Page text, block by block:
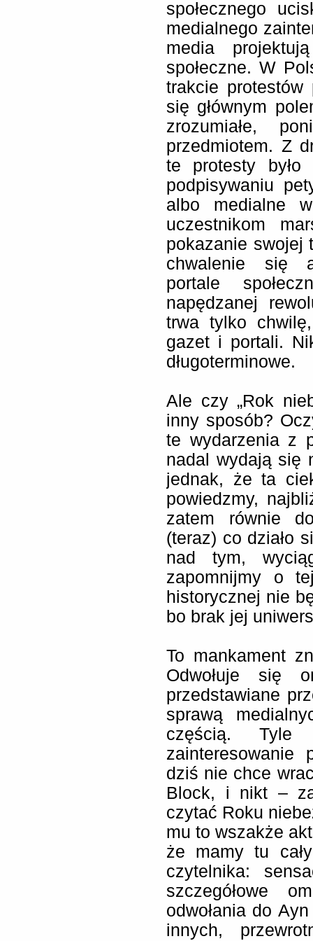
społecznego
medialnego
media
społeczne. W
trakcie protestów
się głównym
zrozumiałe,
przedmiotem. Z
te protesty było
podpisywaniu
albo medialne
uczestnikom
pokazanie swojej
chwalenie się
portale
napędzanej
trwa tylko
gazet i portali.
długoterminowe.
Ale czy „Rok
inny sposób?
te wydarzenia z
nadal wydają się
jednak, że ta
powiedzmy,
zatem równie
(teraz) co działo
nad tym,
zapomnijmy o
historycznej nie
bo brak jej
To mankament
Odwołuje się
przedstawiane
sprawą
częścią.
dziś nie chce
Block, i nikt –
czytać Roku
mu to wszakże
że mamy tu
czytelnika:
szczegółowe
odwołania do
innych,